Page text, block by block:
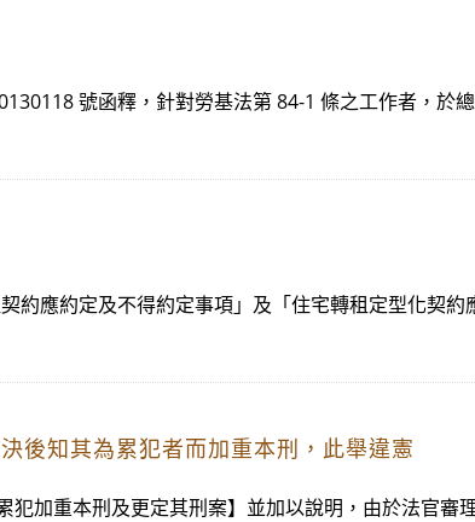
號函釋，針對勞基法第 84-1 條之工作者，於
約應約定及不得約定事項」及「住宅轉租定型化契
後知其為累犯者而加重本刑，此舉違憲
加重本刑及更定其刑案】並加以說明，由於法官審